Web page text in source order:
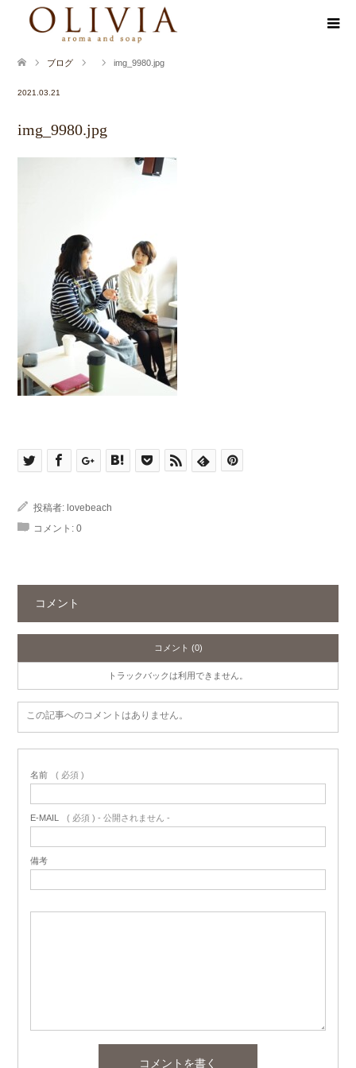
ブログ img_9980.jpg
2021.03.21
img_9980.jpg
投稿者: lovebeach
コメント: 0
コメント
コメント (0)
トラックバックは利用できません。
この記事へのコメントはありません。
名前 ( 必須 )
E-MAIL ( 必須 ) - 公開されません -
備考